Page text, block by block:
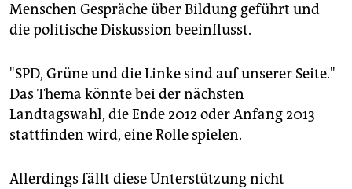
Menschen Gespräche über Bildung geführt und
die politische Diskussion beeinflusst.
"SPD, Grüne und die Linke sind auf unserer Seite."
Das Thema könnte bei der nächsten
Landtagswahl, die Ende 2012 oder Anfang 2013
stattfinden wird, eine Rolle spielen.
Allerdings fällt diese Unterstützung nicht